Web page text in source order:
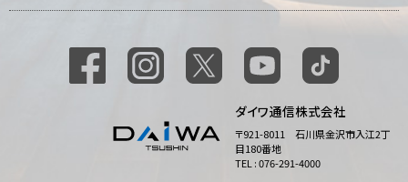
ダイワ通信株式会社
〒921-8011 石川県金沢市入江2丁
目180番地
TEL : 076-291-4000